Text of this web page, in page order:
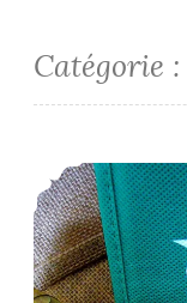
Catégorie :